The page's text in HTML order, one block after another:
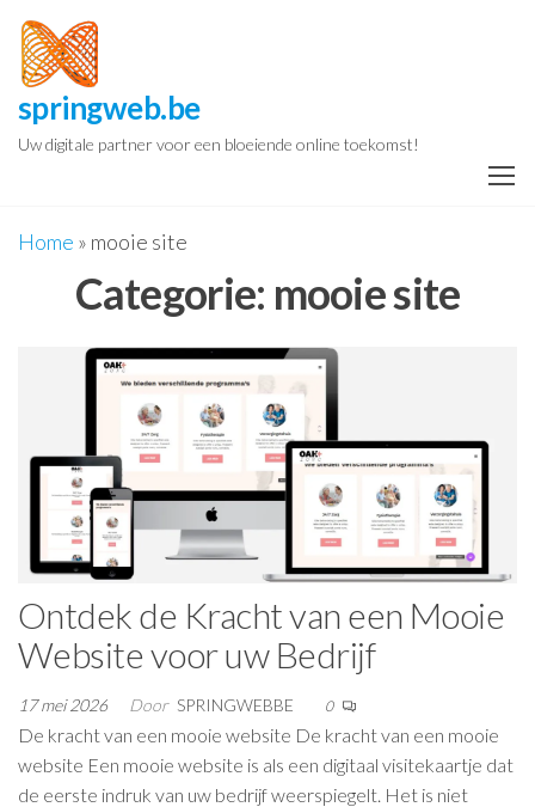
Spring
naar
de
inhoud
springweb.be
Uw digitale partner voor een bloeiende online toekomst!
Home » mooie site
Categorie: mooie site
Ontdek de Kracht van een Mooie
Website voor uw Bedrijf
17 mei 2026 Door SPRINGWEBBE 0
De kracht van een mooie website De kracht van een mooie
website Een mooie website is als een digitaal visitekaartje dat
de eerste indruk van uw bedrijf weerspiegelt. Het is niet